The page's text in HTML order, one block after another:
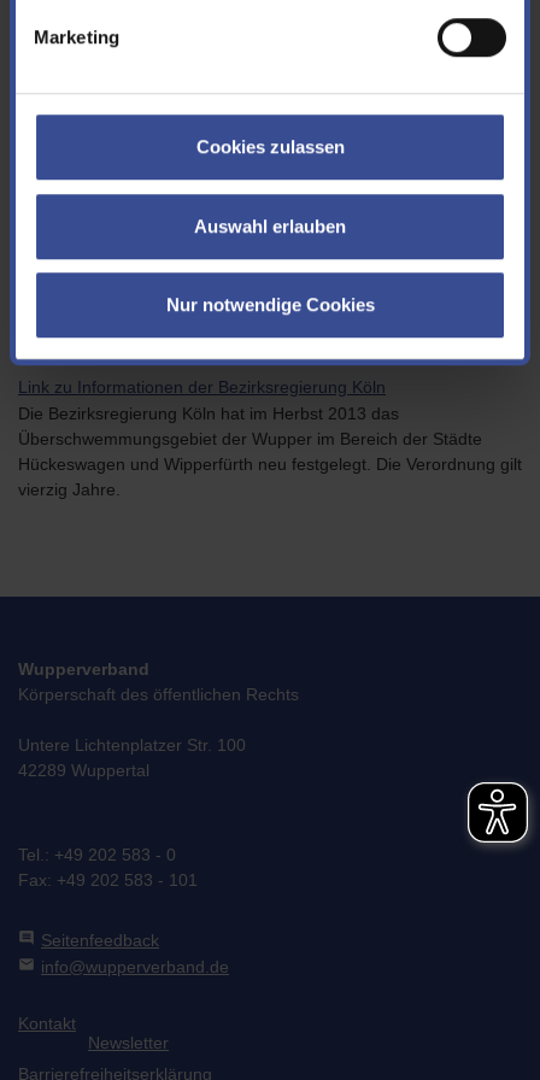
Marketing
Cookies zulassen
Auswahl erlauben
Nur notwendige Cookies
Die Karten zeigen blaue und gelbe Bereiche. Die blauen Flächen
auf und ist Grundlage für Berechnungen) mit Wasser bedeckt
sein. Die gelben Flächen sind z. B. durch Mauern geschützt, hier
würde bei einem 100-jährichen Hochwasser nur Wasser
Überschwemmungsflächen darf z. B. in der Regel nicht neu
Überschwemmungsgebiete
Link zu Informationen der Bezirksregierung Düsseldorf
Link zu Informationen der Bezirksregierung Köln
Die Bezirksregierung Köln hat im Herbst 2013 das
Überschwemmungsgebiet der Wupper im Bereich der Städte
Hückeswagen und Wipperfürth neu festgelegt. Die Verordnung gilt
vierzig Jahre.
Wupperverband
Körperschaft des öffentlichen Rechts
Untere Lichtenplatzer Str. 100
42289 Wuppertal
Tel.: +49 202 583 - 0
Fax: +49 202 583 - 101
comment Seitenfeedback
mail info@wupperverband.de
Kontakt
Newsletter
Barrierefreiheitserklärung